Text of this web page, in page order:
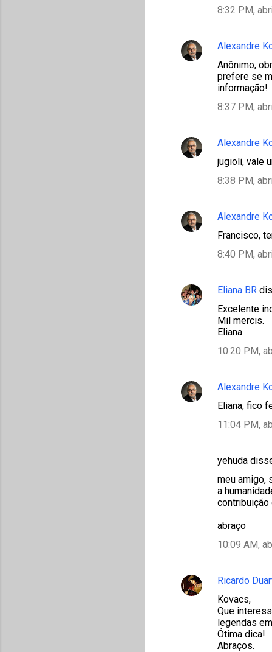
8:32 PM,
Alexandre
Anônimo,
prefere se
informação!
8:37 PM,
Alexandre
jugioli, vale
8:38 PM,
Alexandre
Francisco,
8:40 PM,
Eliana BR
Excelente
Mil mercis.
Eliana
10:20 PM,
Alexandre
Eliana, fico
11:04 PM,
yehuda
meu amigo,
a
abraço
10:09 AM,
Ricardo
Kovacs,
Que
legendas
Ótima dica!
Abraços.